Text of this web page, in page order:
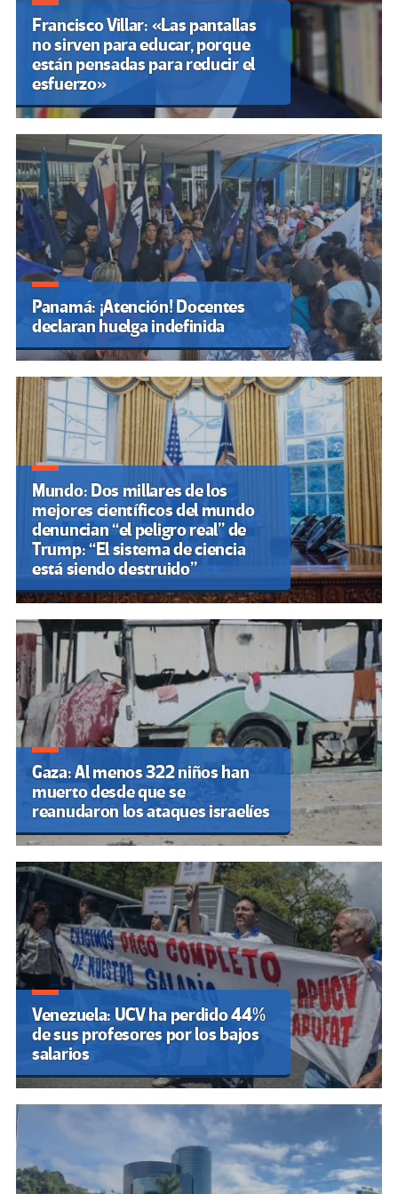
Francisco Villar: «Las pantallas
no sirven para educar, porque
están pensadas para reducir el
esfuerzo»
Panamá: ¡Atención! Docentes
declaran huelga indefinida
Mundo: Dos millares de los
mejores científicos del mundo
denuncian “el peligro real” de
Trump: “El sistema de ciencia
está siendo destruido”
Gaza: Al menos 322 niños han
muerto desde que se
reanudaron los ataques israelíes
Venezuela: UCV ha perdido 44%
de sus profesores por los bajos
salarios